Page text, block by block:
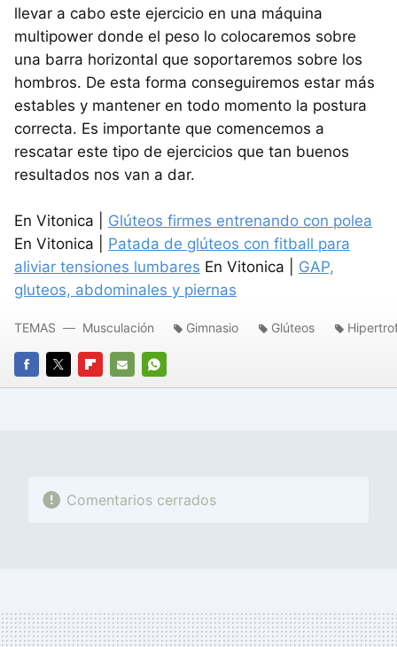
llevar a cabo este ejercicio en una máquina
multipower donde el peso lo colocaremos sobre
una barra horizontal que soportaremos sobre los
hombros. De esta forma conseguiremos estar más
estables y mantener en todo momento la postura
correcta. Es importante que comencemos a
rescatar este tipo de ejercicios que tan buenos
resultados nos van a dar.
En Vitonica | Glúteos firmes entrenando con polea
En Vitonica | Patada de glúteos con fitball para
aliviar tensiones lumbares En Vitonica | GAP,
gluteos, abdominales y piernas
FACEBOOK
TWITTERFLIPBOARD
E-
WHATSAPP
TEMAS Musculación Gimnasio Glúteos
Comentarios cerrados